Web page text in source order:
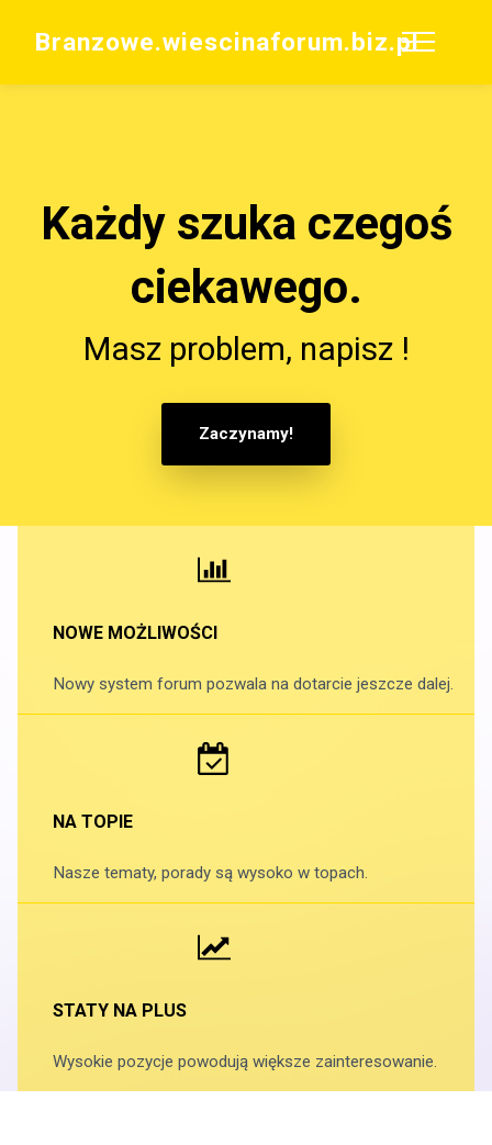
Branzowe.wiescinaforum.biz.pl
Każdy szuka czegoś
ciekawego.
Masz problem, napisz !
Zaczynamy!
NOWE MOŻLIWOŚCI
Nowy system forum pozwala na dotarcie jeszcze dalej.
NA TOPIE
Nasze tematy, porady są wysoko w topach.
STATY NA PLUS
Wysokie pozycje powodują większe zainteresowanie.